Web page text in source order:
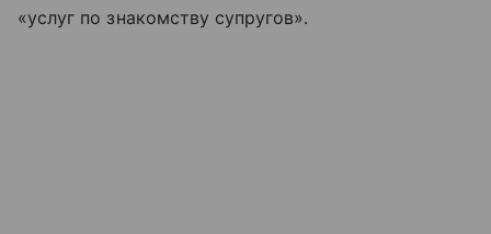
«услуг по знакомству супругов».